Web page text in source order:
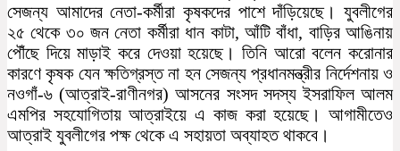
সেজন্য আমাদের নেতা-কর্মীরা কৃষকদের পাশে দাঁড়িয়েছে। যুবলীগের
২৫ থেকে ৩০ জন নেতা কর্মীরা ধান কাটা, আঁটি বাঁধা, বাড়ির আঙিনায়
পৌঁছে দিয়ে মাড়াই করে দেওয়া হয়েছে। তিনি আরো বলেন করোনার
কারণে কৃষক যেন ক্ষতিগ্রস্ত না হন সেজন্য প্রধানমন্ত্রীর নির্দেশনায় ও
নওগাঁ-৬ (আত্রাই-রাণীনগর) আসনের সংসদ সদস্য ইসরাফিল আলম
এমপির সহযোগিতায় আত্রাইয়ে এ কাজ করা হয়েছে। আগামীতেও
আত্রাই যুবলীগের পক্ষ থেকে এ সহায়তা অব্যাহত থাকবে।